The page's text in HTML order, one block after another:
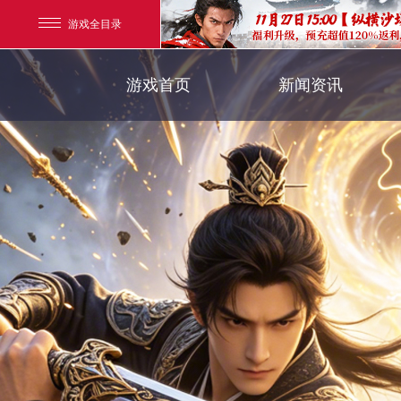
游戏全目录
《勇士ol》预约开启
横版格斗动作网游
【西游】神兽版新版
首款骑战回合制端游
玄幻游戏
玄天之剑
剑啸九州
猛将OL
游戏首页 新闻资讯
官方新闻
新闻公告
游戏活动